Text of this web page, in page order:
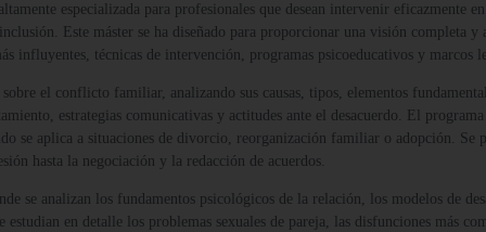
especializada para profesionales que desean intervenir eficazmente
Este máster se ha diseñado para proporcionar una visión completa
influyentes, técnicas de intervención, programas psicoeducativos y marcos
el conflicto familiar, analizando sus causas, tipos, elementos
estrategias comunicativas y actitudes ante el desacuerdo. El
se aplica a situaciones de divorcio, reorganización familiar o adopción.
hasta la negociación y la redacción de acuerdos.
se analizan los fundamentos psicológicos de la relación, los modelos de
en detalle los problemas sexuales de pareja, las disfunciones más